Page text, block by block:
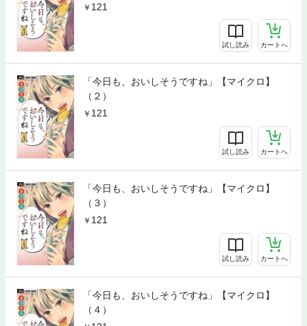
121
試し読み カートへ
「今日も、おいしそうですね」【マイクロ】
（２）
121
試し読み カートへ
「今日も、おいしそうですね」【マイクロ】
（３）
121
試し読み カートへ
「今日も、おいしそうですね」【マイクロ】
（４）